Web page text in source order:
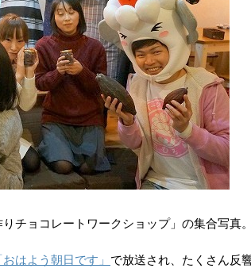
チョコレートワークショップ」の集合写真。
おはよう朝日です」 で放送され、たくさん反